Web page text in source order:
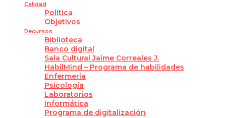
Calidad
Política
Objetivos
Recursos
Biblioteca
Banco digital
Sala Cultural Jaime Correales J.
HabilMind – Programa de habilidades
Enfermería
Psicología
Laboratorios
Informática
Programa de digitalización